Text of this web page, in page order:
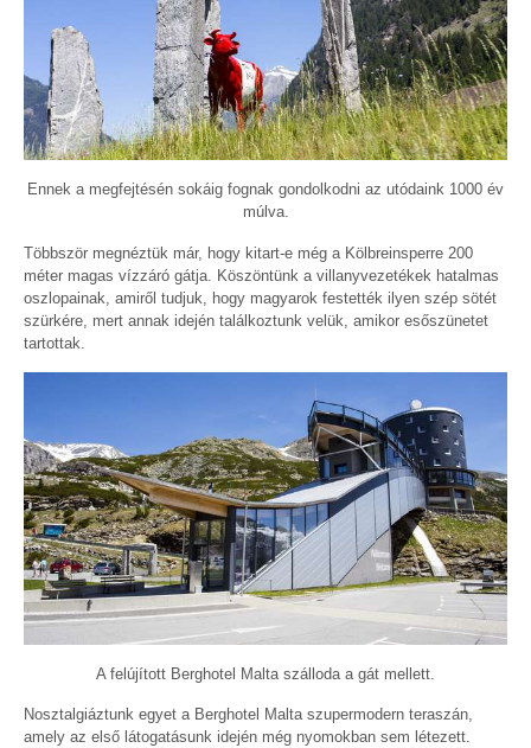
Ennek a megfejtésén sokáig fognak gondolkodni az utódaink 1000 év
múlva.
Többször megnéztük már, hogy kitart-e még a Kölbreinsperre 200
méter magas vízzáró gátja. Köszöntünk a villanyvezetékek hatalmas
oszlopainak, amiről tudjuk, hogy magyarok festették ilyen szép sötét
szürkére, mert annak idején találkoztunk velük, amikor esőszünetet
tartottak.
A felújított Berghotel Malta szálloda a gát mellett.
Nosztalgiáztunk egyet a Berghotel Malta szupermodern teraszán,
amely az első látogatásunk idején még nyomokban sem létezett.